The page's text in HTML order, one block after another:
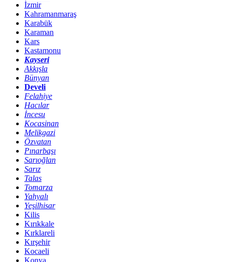
İzmir
Kahramanmaraş
Karabük
Karaman
Kars
Kastamonu
Kayseri
Akkışla
Bünyan
Develi
Felahiye
Hacılar
İncesu
Kocasinan
Melikgazi
Özvatan
Pınarbaşı
Sarıoğlan
Sarız
Talas
Tomarza
Yahyalı
Yeşilhisar
Kilis
Kırıkkale
Kırklareli
Kırşehir
Kocaeli
Konya